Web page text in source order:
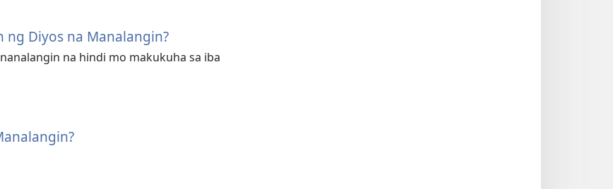
ng Diyos na Manalangin?
na hindi mo makukuha sa iba